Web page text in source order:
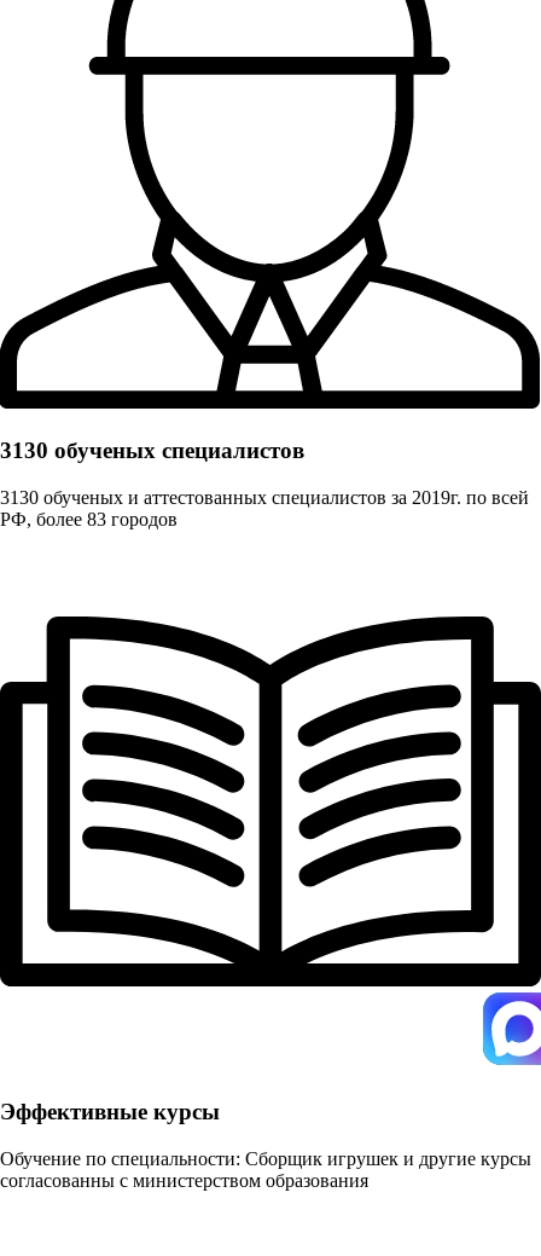
3130 обученых cпециалистов
3130 обученых и аттестованных специалистов за 2019г. по всей
РФ, более 83 городов
Эффективные курсы
Обучение по специальности: Сборщик игрушек и другие курсы
согласованны с министерством образования